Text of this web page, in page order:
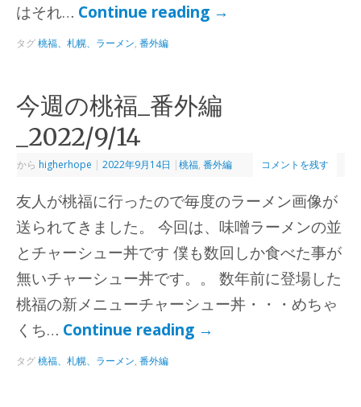
はそれ… Continue reading →
タグ桃福、札幌、ラーメン,番外編
今週の桃福_番外編
_2022/9/14
から higherhope | 2022年9月14日 |桃福,番外編 コメントを残す
友人が桃福に行ったので毎度のラーメン画像が
送られてきました。 今回は、味噌ラーメンの並
とチャーシュー丼です 僕も数回しか食べた事が
無いチャーシュー丼です。。 数年前に登場した
桃福の新メニューチャーシュー丼・・・めちゃ
くち… Continue reading →
タグ桃福、札幌、ラーメン,番外編